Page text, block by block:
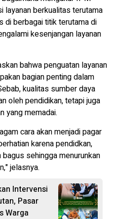
layanan berkualitas terutama
di berbagai titik terutama di
kesenjangan layanan
bahwa penguatan layanan
bagian penting dalam
kualitas sumber daya
oleh pendidikan, tetapi juga
yang memadai.
cara akan menjadi pagar
karena pendidkan,
sehingga menurunkan
jelasnya.
Intervensi
Pasar
Warga